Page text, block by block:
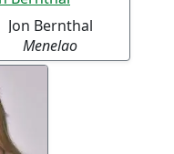
Jon Bernthal
Menelao